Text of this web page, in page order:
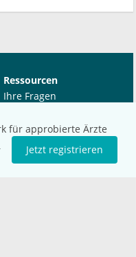
für approbierte Ärzte
Jetzt registrieren
Ressourcen
Ihre Fragen